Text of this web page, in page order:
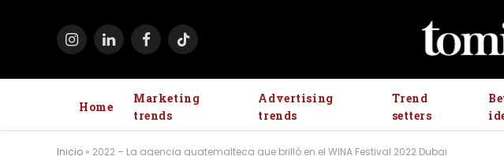
InstagramLinkedInFacebook
TikTok
Home
Marketing
trends
Advertising
trends
Trend
setters
Inicio » 2022 – La agencia guatemalteca que brilló en el WINA Festival 2022 Dubai